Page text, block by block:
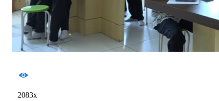
2083x